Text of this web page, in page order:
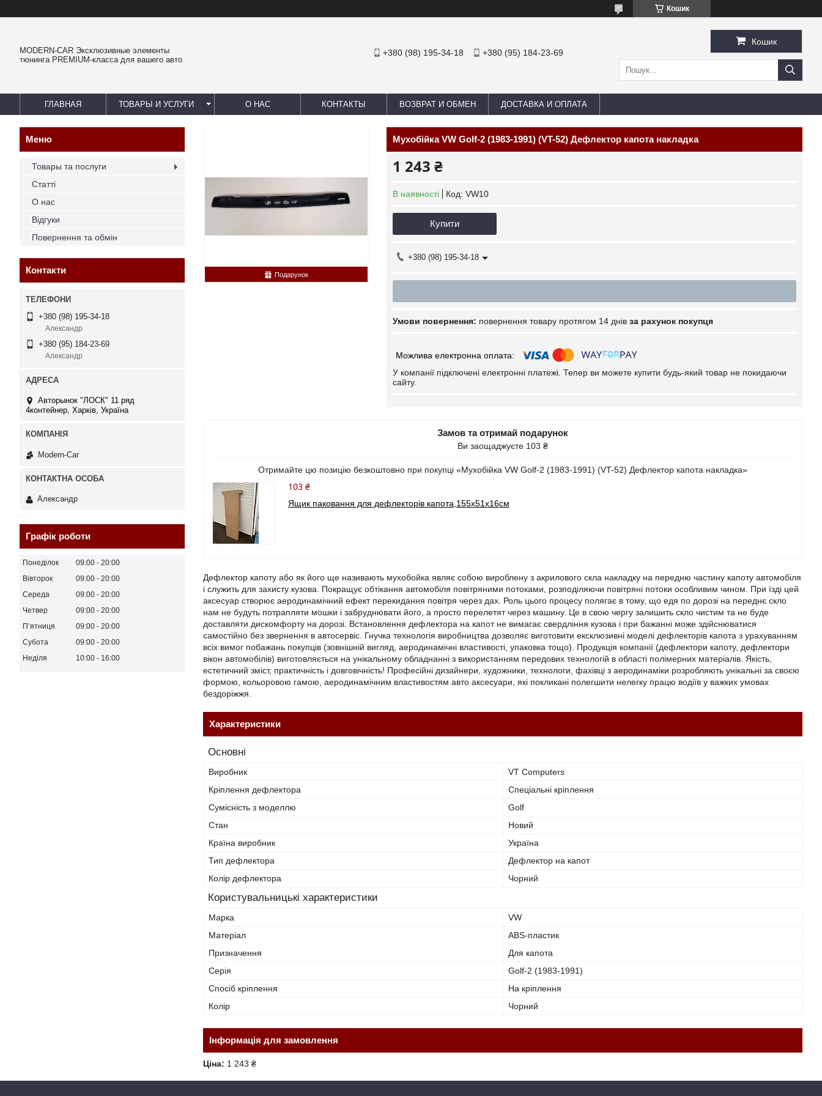
Кошик
MODERN-CAR Эксклюзивные элементы
тюнинга PREMIUM-класса для вашего авто
+380 (98) 195-34-18 +380 (95) 184-23-69
Кошик
ГЛАВНАЯ ТОВАРЫ И УСЛУГИ О НАС КОНТАКТЫ ВОЗВРАТ И ОБМЕН ДОСТАВКА И ОПЛАТА
Подарунок
Мухобійка VW Golf-2 (1983-1991) (VT-52) Дефлектор капота накладка
1 243 ₴
В наявності Код: VW10
Купити
+380 (98) 195-34-18
повернення товару протягом 14 днів за рахунок покупця
У компанії підключені електронні платежі. Тепер ви можете купити будь-який товар не покидаючи
сайту.
Замов та отримай подарунок
Ви заощаджуєте 103 ₴
Отримайте цю позицію безкоштовно при покупці «Мухобійка VW Golf-2 (1983-1991) (VT-52) Дефлектор капота накладка»
103 ₴
Ящик паковання для дефлекторів капота,155х51х16см
Дефлектор капоту або як його ще називають мухобойка являє собою вироблену з акрилового скла накладку на передню частину капоту автомобіля
і служить для захисту кузова. Покращує обтікання автомобіля повітряними потоками, розподіляючи повітряні потоки особливим чином. При їзді цей
аксесуар створює аеродинамічний ефект перекидання повітря через дах. Роль цього процесу полягає в тому, що едя по дорозі на переднє скло
нам не будуть потрапляти мошки і забруднювати його, а просто перелетят через машину. Це в свою чергу залишить скло чистим та не буде
доставляти дискомфорту на дорозі. Встановлення дефлектора на капот не вимагає свердління кузова і при бажанні може здійснюватися
самостійно без звернення в автосервіс. Гнучка технологія виробництва дозволяє виготовити ексклюзивні моделі дефлекторів капота з урахуванням
всіх вимог побажань покупців (зовнішній вигляд, аеродинамічні властивості, упаковка тощо). Продукція компанії (дефлектори капоту, дефлектори
вікон автомобілів) виготовляється на унікальному обладнанні з використанням передових технологій в області полімерних матеріалів. Якість,
естетичний зміст, практичність і довговічність! Професійні дизайнери, художники, технологи, фахівці з аеродинаміки розробляють унікальні за своєю
формою, кольоровою гамою, аеродинамічним властивостям авто аксесуари, які покликані полегшити нелегку працю водіїв у важких умовах
бездоріжжя.
Характеристики
Основні
Виробник
VT Computers
Кріплення дефлектора
Спеціальні кріплення
Сумісність з моделлю
Golf
Стан
Новий
Країна виробник
Україна
Тип дефлектора
Дефлектор на капот
Колір дефлектора
Чорний
Користувальницькі характеристики
Марка
VW
Матеріал
ABS-пластик
Призначення
Для капота
Серія
Golf-2 (1983-1991)
Спосіб кріплення
На кріплення
Колір
Чорний
Інформація для замовлення
Ціна: 1 243 ₴
Товары та послуги
Статті
О нас
Відгуки
Повернення та обмін
Контакти
+380 (98) 195-34-18
Александр
+380 (95) 184-23-69
Александр
Авторынок "ЛОСК" 11 ряд
4контейнер, Харків, Україна
Modern-Car
Александр
Графік роботи
Понеділок 09:00
20:00
Вівторок
09:00
20:00
Середа
09:00
20:00
Четвер
09:00
20:00
Пʼятниця
09:00
20:00
Субота
09:00
20:00
Неділя
10:00 16:00